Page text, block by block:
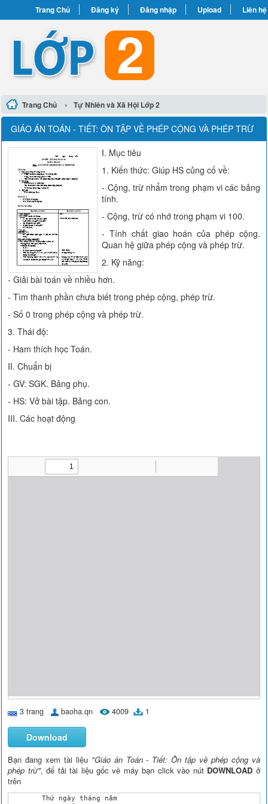
Trang Chủ Đăng ký Đăng nhập Upload Liên hệ
Trang Chủ › Tự Nhiên và Xã Hội Lớp 2
GIÁO ÁN TOÁN - TIẾT: ÔN TẬP VỀ PHÉP CỘNG VÀ PHÉP TRỪ
I. Mục tiêu
1. Kiến thức: Giúp HS củng cố về:
- Cộng, trừ nhẩm trong phạm vi các bảng
tính.
- Cộng, trừ có nhớ trong phạm vi 100.
- Tính chất giao hoán của phép cộng.
Quan hệ giữa phép cộng và phép trừ.
2. Kỹ năng:
- Giải bài toán về nhiều hơn.
- Tìm thanh phần chưa biết trong phép cộng, phép trừ.
- Số 0 trong phép cộng và phép trừ.
3. Thái độ:
- Ham thích học Toán.
II. Chuẩn bị
- GV: SGK. Bảng phụ.
- HS: Vở bài tập. Bảng con.
III. Các hoạt động
3 trang baoha.qn 4009 1
Download
Bạn đang xem tài liệu "Giáo án Toán - Tiết: Ôn tập về phép cộng và
phép trừ", để tải tài liệu gốc về máy bạn click vào nút DOWNLOAD ở
trên
	Thứ ngày tháng năm